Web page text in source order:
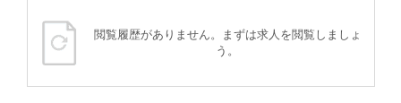
閲覧履歴がありません。まずは求人を閲覧しましょ
う。